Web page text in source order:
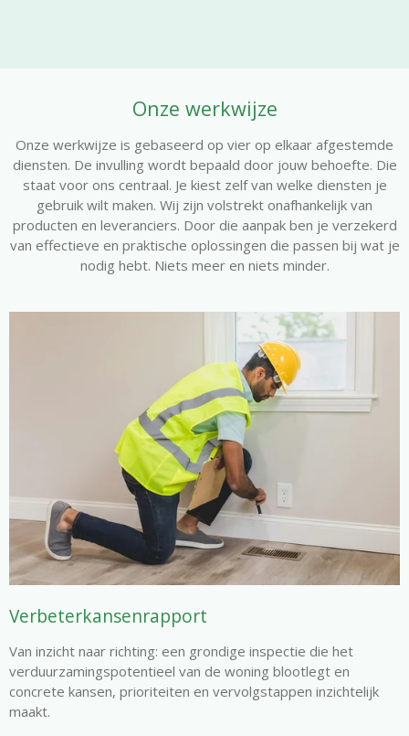
Onze werkwijze
Onze werkwijze is gebaseerd op vier op elkaar afgestemde
diensten. De invulling wordt bepaald door jouw behoefte. Die
staat voor ons centraal. Je kiest zelf van welke diensten je
gebruik wilt maken. Wij zijn volstrekt onafhankelijk van
producten en leveranciers. Door die aanpak ben je verzekerd
van effectieve en praktische oplossingen die passen bij wat je
nodig hebt. Niets meer en niets minder.
Verbeterkansenrapport
Van inzicht naar richting: een grondige inspectie die het
verduurzamingspotentieel van de woning blootlegt en
concrete kansen, prioriteiten en vervolgstappen inzichtelijk
maakt.